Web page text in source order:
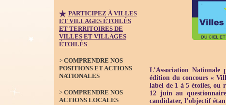
PARTICIPEZ À VILLES
ET VILLAGES ÉTOILÉS
ET TERRITOIRES DE
VILLES ET VILLAGES
ÉTOILÉS
> COMPRENDRE NOS
POSITIONS ET ACTIONS
NATIONALES
> COMPRENDRE NOS
ACTIONS LOCALES
L’Association
édition du concours «
label de 1 à 5 étoiles, ou
12 juin au
candidater, l’objectif